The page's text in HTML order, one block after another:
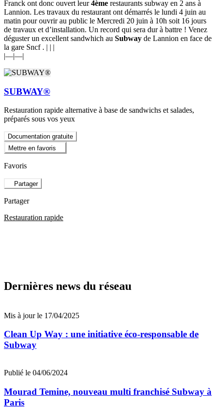
Franck ont donc ouvert leur4ème restaurants subway en 2 ans à
Lannion. Les travaux du restaurant ont démarrés le lundi 4 juin au
matin pour ouvrir au public le Mercredi 20 juin à 10h soit 16 jours
de travaux et d’installation. Un record qui sera dur à battre ! Venez
déguster un excellent sandwhich au Subway de Lannion en face de
la gare Sncf . | | |
|—|—|
SUBWAY®
Restauration rapide alternative à base de sandwichs et salades,
préparés sous vos yeux
Documentation gratuite
Mettre en favoris
Favoris
Partager
Partager
Restauration rapide
Dernières news du réseau
Mis à jour le 17/04/2025
Clean Up Way : une initiative éco-responsable de
Subway
Publié le 04/06/2024
Mourad Temine, nouveau multi franchisé Subway à
Paris